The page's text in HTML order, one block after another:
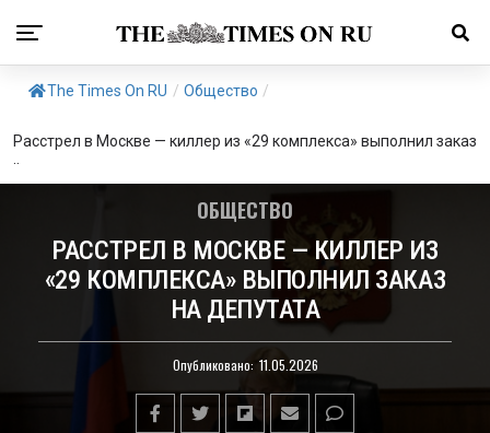
The Times On RU / Общество /
Расстрел в Москве — киллер из «29 комплекса» выполнил заказ
ОБЩЕСТВО
РАССТРЕЛ В МОСКВЕ — КИЛЛЕР ИЗ
«29 КОМПЛЕКСА» ВЫПОЛНИЛ ЗАКАЗ
НА ДЕПУТАТА
Опубликовано: 11.05.2026